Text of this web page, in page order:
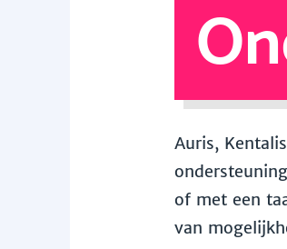
Auris,
of met een
van